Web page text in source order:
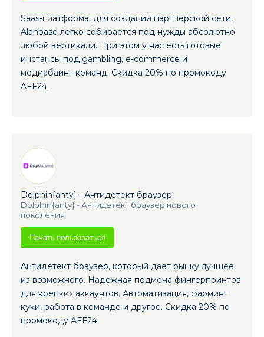
Saas-платформа, для создании партнерской сети,
Alanbase легко собирается под нужды абсолютно
любой вертикали. При этом у нас есть готовые
инстансы под gambling, e-commerce и
медиабаинг-команд. Скидка 20% по промокоду
AFF24.
Dolphin{anty} - Антидетект браузер
Dolphin{anty} - Антидетект браузер нового
поколения
Начать пользоваться
Антидетект браузер, который дает рынку лучшее
из возможного. Надежная подмена фингерпринтов
для крепких аккаунтов. Автоматизация, фарминг
куки, работа в команде и другое. Скидка 20% по
промокоду AFF24